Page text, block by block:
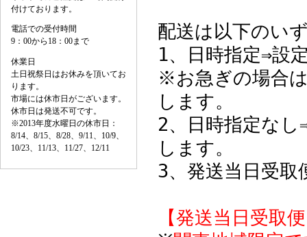
配送は以下のい
1、日時指定⇒設
※お急ぎの場合
します。
2、日時指定な
します。
3、発送当日受
【発送当日受取